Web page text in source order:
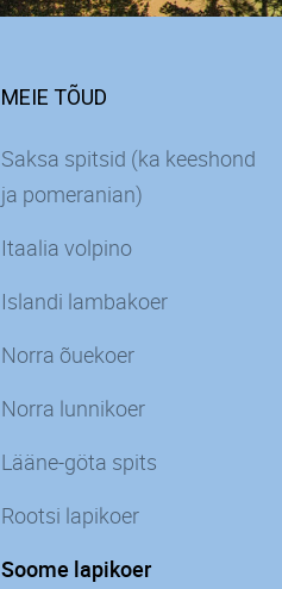
MEIE TÕUD
Saksa spitsid (ka keeshond
ja pomeranian)
Itaalia volpino
Islandi lambakoer
Norra õuekoer
Norra lunnikoer
Lääne-göta spits
Rootsi lapikoer
Soome lapikoer